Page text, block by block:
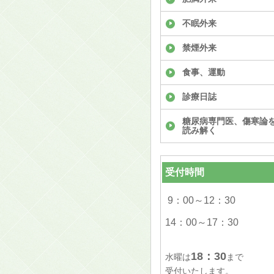
不眠外来
禁煙外来
食事、運動
診療日誌
糖尿病専門医、傷寒論
読み解く
受付時間
9：00～12：30
14：00～17：30
水曜は18：30まで
受付いたします。